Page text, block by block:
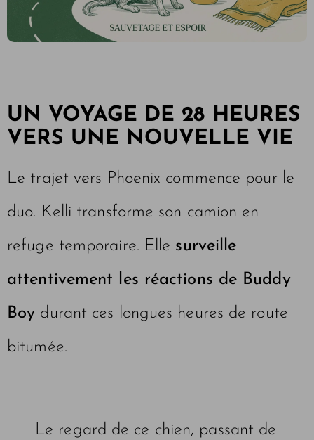
UN VOYAGE DE 28 HEURES
VERS UNE NOUVELLE VIE
Le trajet vers Phoenix commence pour le
duo. Kelli transforme son camion en
refuge temporaire. Elle surveille
attentivement les réactions de Buddy
Boy durant ces longues heures de route
bitumée.
Le regard de ce chien, passant de